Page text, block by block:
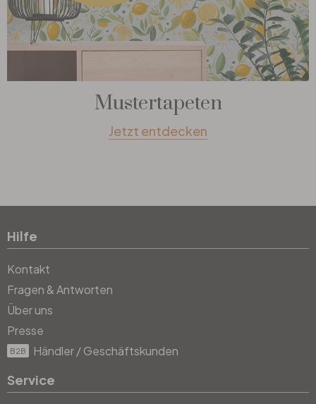
Mustertapeten
Jetzt entdecken
Hilfe
Kontakt
Fragen & Antworten
Über uns
Presse
B2B Händler / Geschäftskunden
Service